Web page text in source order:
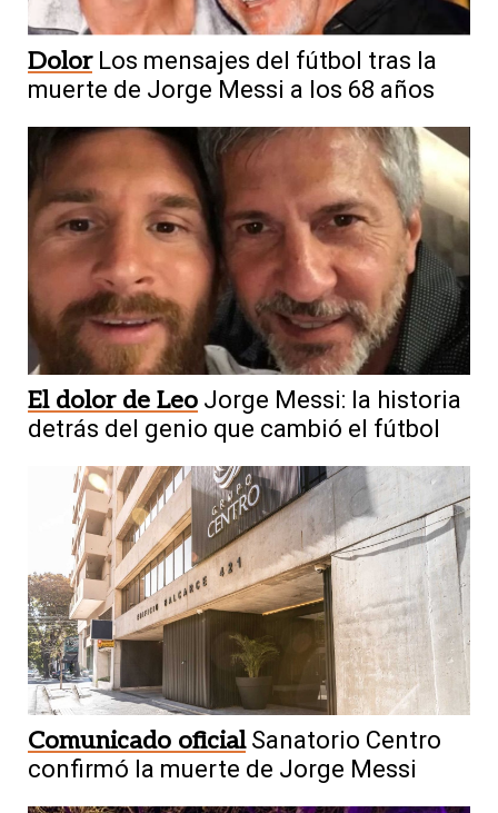
Dolor Los mensajes del fútbol tras la
muerte de Jorge Messi a los 68 años
El dolor de Leo Jorge Messi: la historia
detrás del genio que cambió el fútbol
Comunicado oficial Sanatorio Centro
confirmó la muerte de Jorge Messi